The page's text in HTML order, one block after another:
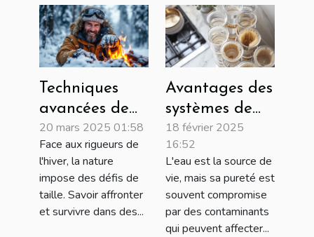
Techniques
avancées de
survie en
conditions
hivernales
extrêmes
20 mars 2025 01:58
Face aux rigueurs de
l'hiver, la nature
impose des défis de
taille. Savoir affronter
et survivre dans des...
Avantages des
systèmes de
filtration
multi-étapes
pour une eau
pure
18 février 2025
16:52
L'eau est la source de
vie, mais sa pureté est
souvent compromise
par des contaminants
qui peuvent affecter...